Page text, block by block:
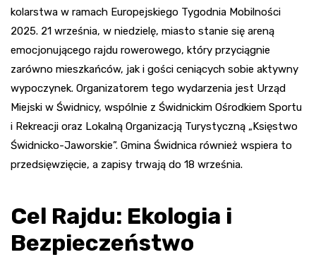
kolarstwa w ramach Europejskiego Tygodnia Mobilności
2025. 21 września, w niedzielę, miasto stanie się areną
emocjonującego rajdu rowerowego, który przyciągnie
zarówno mieszkańców, jak i gości ceniących sobie aktywny
wypoczynek. Organizatorem tego wydarzenia jest Urząd
Miejski w Świdnicy, wspólnie z Świdnickim Ośrodkiem Sportu
i Rekreacji oraz Lokalną Organizacją Turystyczną „Księstwo
Świdnicko-Jaworskie”. Gmina Świdnica również wspiera to
przedsięwzięcie, a zapisy trwają do 18 września.
Cel Rajdu: Ekologia i
Bezpieczeństwo